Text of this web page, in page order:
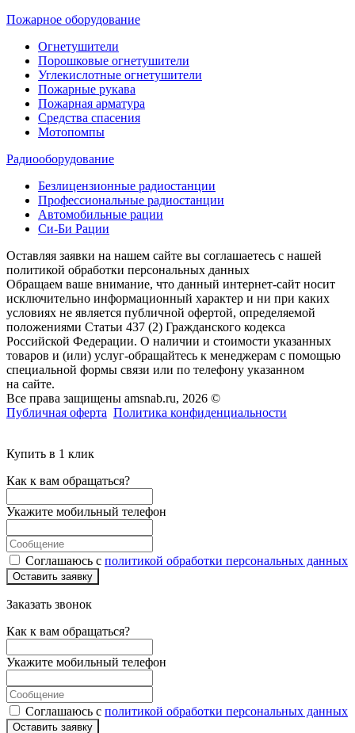
Пожарное оборудование
Огнетушители
Порошковые огнетушители
Углекислотные огнетушители
Пожарные рукава
Пожарная арматура
Средства спасения
Мотопомпы
Радиооборудование
Безлицензионные радиостанции
Профессиональные радиостанции
Автомобильные рации
Си-Би Рации
Оставляя заявки на нашем сайте вы соглашаетесь с нашей
политикой обработки персональных данных
Обращаем ваше внимание, что данный интернет-сайт носит
исключительно информационный характер и ни при каких
условиях не является публичной офертой, определяемой
положениями Статьи 437 (2) Гражданского кодекса
Российской Федерации. О наличии и стоимости указанных
товаров и (или) услуг-обращайтесь к менеджерам с помощью
специальной формы связи или по телефону указанном
на сайте.
Все права защищены amsnab.ru, 2026 ©
Публичная оферта Политика конфиденциальности
Купить в 1 клик
Как к вам обращаться?
Укажите мобильный телефон
Соглашаюсь с политикой обработки персональных данных
Оставить заявку
Заказать звонок
Как к вам обращаться?
Укажите мобильный телефон
Соглашаюсь с политикой обработки персональных данных
Оставить заявку